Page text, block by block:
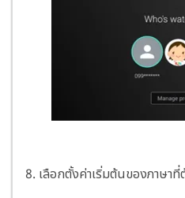
8. เลือกตั้งค่าเริ่มต้นของภาษาที่